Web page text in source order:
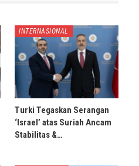
INTERNASIONAL
Turki Tegaskan Serangan
‘Israel’ atas Suriah Ancam
Stabilitas &…